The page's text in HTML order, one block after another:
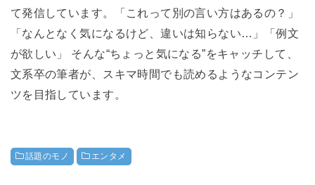
て発信しています。「これって別の言い方はあるの？」
「なんとなく気になるけど、違いは知らない…」「例文
が欲しい」 そんな“ちょっと気になる”をキャッチして、
文系卒の筆者が、スキマ時間でも読めるようなコンテン
ツを目指しています。
話題のモノ エンタメ